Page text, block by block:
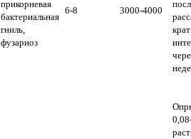
прикорневая
бактериальная
гниль,
фузариоз
6-8 3000-4000